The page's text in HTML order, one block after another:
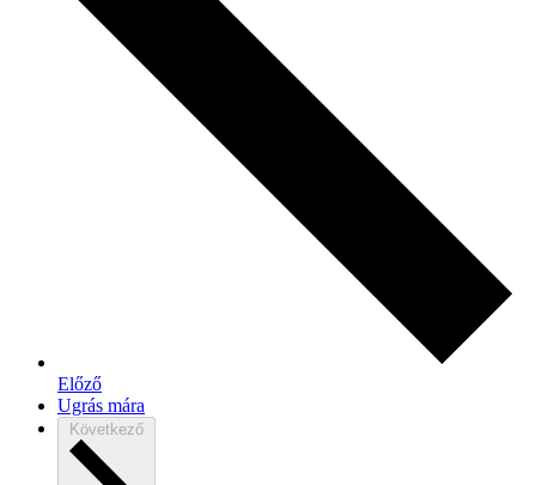
Előző
Ugrás mára
Következő